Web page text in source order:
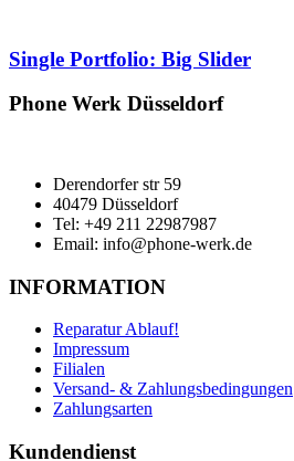
Single Portfolio: Big Slider
Phone Werk Düsseldorf
Derendorfer str 59
40479 Düsseldorf
Tel: +49 211 22987987
Email: info@phone-werk.de
INFORMATION
Reparatur Ablauf!
Impressum
Filialen
Versand- & Zahlungsbedingungen
Zahlungsarten
Kundendienst